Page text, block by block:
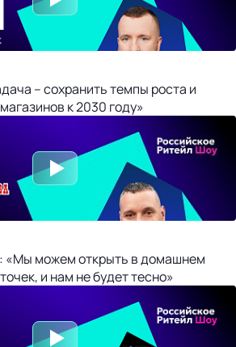
– сохранить темпы роста и
к 2030 году»
«Мы можем открыть в домашнем
и нам не будет тесно»